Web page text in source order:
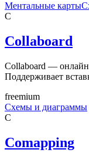
Ментальные карты
C
Collaboard
Collaboard —
Поддерживает
freemium
Схемы и диаграммы
C
Comapping